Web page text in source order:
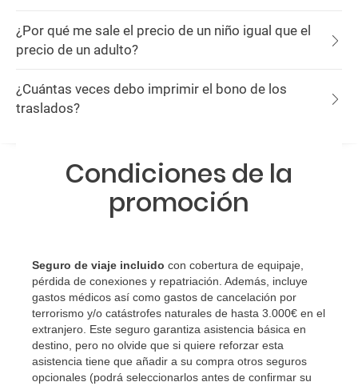
¿Por qué me sale el precio de un niño igual que el
precio de un adulto?
¿Cuántas veces debo imprimir el bono de los
traslados?
Condiciones de la
promoción
Seguro de viaje incluido con cobertura de equipaje,
pérdida de conexiones y repatriación. Además, incluye
gastos médicos así como gastos de cancelación por
terrorismo y/o catástrofes naturales de hasta 3.000€ en el
extranjero. Este seguro garantiza asistencia básica en
destino, pero no olvide que si quiere reforzar esta
asistencia tiene que añadir a su compra otros seguros
opcionales (podrá seleccionarlos antes de confirmar su